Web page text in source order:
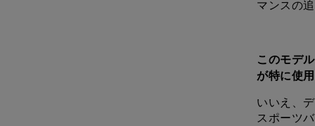
マンスの
このモデ
が特に使
いいえ、
スポーツ